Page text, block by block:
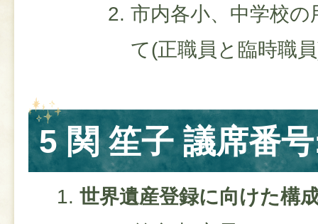
市内各小、中学校
て(正職員と臨時職
5 関 笙子 議席番
世界遺産登録に向けた構